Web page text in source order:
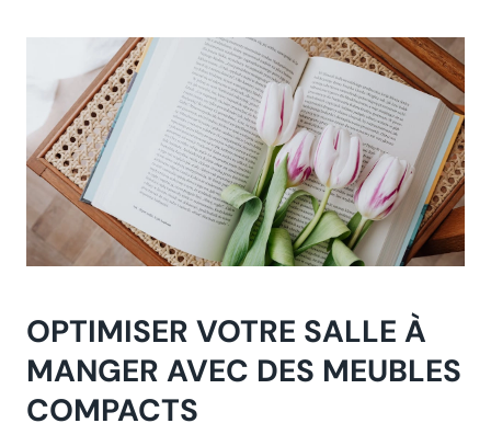
OPTIMISER VOTRE SALLE À
MANGER AVEC DES MEUBLES
COMPACTS